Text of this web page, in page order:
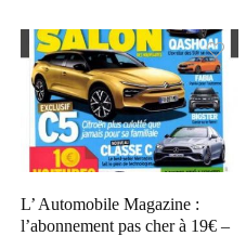
L’ Automobile Magazine :
l’abonnement pas cher à 19€ –